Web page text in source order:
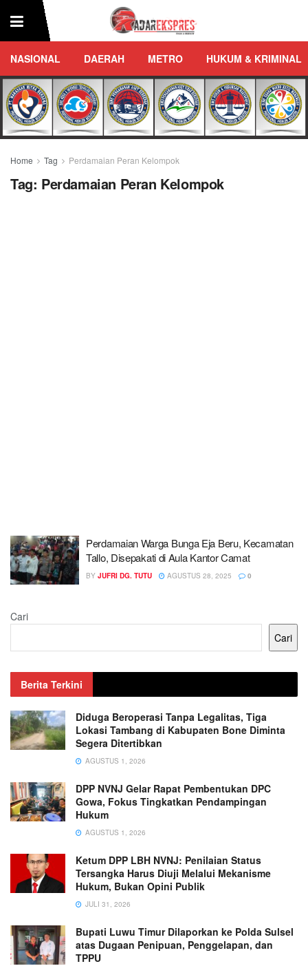
NASIONAL DAERAH METRO HUKUM & KRIMINAL
Home Tag Perdamaian Peran Kelompok
Tag: Perdamaian Peran Kelompok
Perdamaian Warga Bunga Eja Beru, Kecamatan
Tallo, Disepakati di Aula Kantor Camat
BY JUFRI DG. TUTU AGUSTUS 28, 2025 0
Cari
Cari
Berita Terkini
Diduga Beroperasi Tanpa Legalitas, Tiga
Lokasi Tambang di Kabupaten Bone Diminta
Segera Ditertibkan
AGUSTUS 1, 2026
DPP NVNJ Gelar Rapat Pembentukan DPC
Gowa, Fokus Tingkatkan Pendampingan
Hukum
AGUSTUS 1, 2026
Ketum DPP LBH NVNJ: Penilaian Status
Tersangka Harus Diuji Melalui Mekanisme
Hukum, Bukan Opini Publik
JULI 31, 2026
Bupati Luwu Timur Dilaporkan ke Polda Sulsel
atas Dugaan Penipuan, Penggelapan, dan
TPPU